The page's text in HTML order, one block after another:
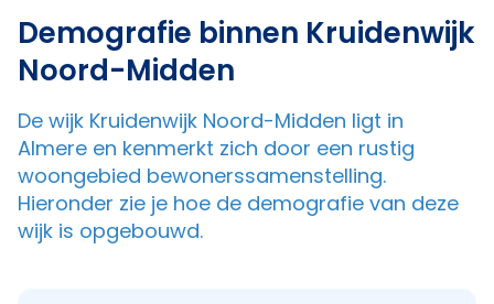
Demografie binnen Kruidenwijk
Noord-Midden
De wijk Kruidenwijk Noord-Midden ligt in
Almere en kenmerkt zich door een rustig
woongebied bewonerssamenstelling.
Hieronder zie je hoe de demografie van deze
wijk is opgebouwd.